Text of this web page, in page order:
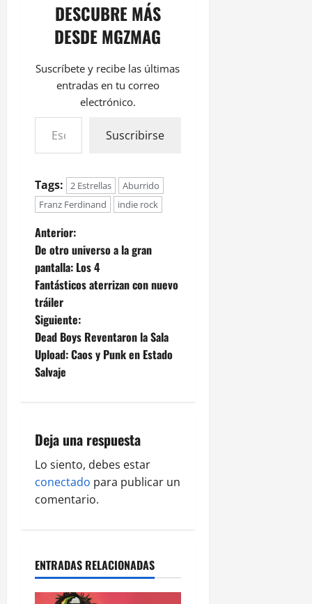
DESCUBRE MÁS
DESDE MGZMAG
Suscríbete y recibe las últimas
entradas en tu correo
electrónico.
Suscribirse
Tags: 2 Estrellas
Aburrido
Franz Ferdinand
indie rock
Anterior:
De otro universo a la gran
pantalla: Los 4
Fantásticos aterrizan con nuevo
tráiler
Siguiente:
Dead Boys Reventaron la Sala
Upload: Caos y Punk en Estado
Salvaje
Deja una respuesta
Lo siento, debes estar
conectado para publicar un
comentario.
ENTRADAS RELACIONADAS